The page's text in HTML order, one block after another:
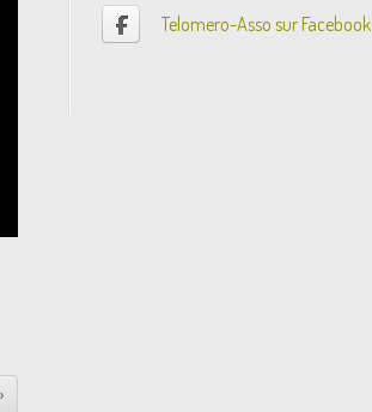
Telomero-Asso sur Facebook